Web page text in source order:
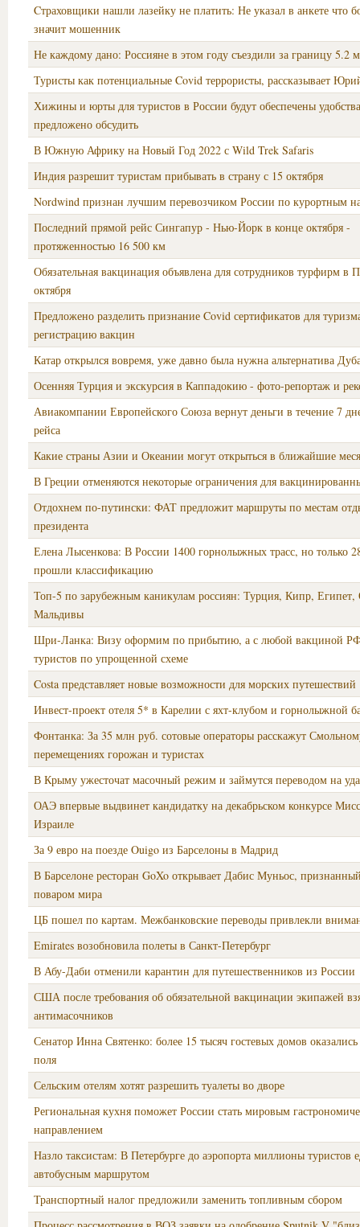
Cтраховщики нашли лазейку не платить: Не указал в анкете что
значит мошенник
Не каждому дано: Россияне в этом году съездили за границу 5.2
Туристы как потенциальные Covid террористы, рассказывает
Хижины и юрты для туристов в России будут обеспечены
предложено обсудить
В Южную Африку на Новый Год 2022 с Wild Trek Safaris
Индия разрешит туристам прибывать в страну с 15 октября
Nordwind признан лучшим перевозчиком России по курортным
Последний прямой рейс Сингапур - Нью-Йорк в конце октября -
протяженностью 16 500 км
Обязательная вакцинация объявлена для сотрудников турфирм в
октября
Предложено разделить признание Covid сертификатов для
регистрацию вакцин
Катар открылся вовремя, уже давно была нужна альтернатива
Осенняя Турция и экскурсия в Каппадокию - фото-репортаж и
Авиакомпании Европейского Союза вернут деньги в течение 7
рейса
Какие страны Азии и Океании могут открыться в ближайшие
В Греции отменяются некоторые ограничения для
Отдохнем по-путински: ФАТ предложит маршруты по местам
президента
Елена Лысенкова: В России 1400 горнолыжных трасс, но только
прошли классификацию
Топ-5 по зарубежным каникулам россиян: Турция, Кипр,
Мальдивы
Шри-Ланка: Визу оформим по прибытию, а с любой вакциной
туристов по упрощенной схеме
Costa представляет новые возможности для морских путешествий
Инвест-проект отеля 5* в Карелии с яхт-клубом и горнолыжной
Фонтанка: За 35 млн руб. сотовые операторы расскажут
перемещениях горожан и туристах
В Крыму ужесточат масочный режим и займутся переводом на
ОАЭ впервые выдвинет кандидатку на декабрьском конкурсе
Израиле
За 9 евро на поезде Ouigo из Барселоны в Мадрид
В Барселоне ресторан GoXo открывает Дабис Муньос,
поваром мира
ЦБ пошел по картам. Межбанковские переводы привлекли
Emirates возобновила полеты в Санкт-Петербург
В Абу-Даби отменили карантин для путешественников из России
США после требования об обязательной вакцинации экипажей
антимасочников
Сенатор Инна Святенко: более 15 тысяч гостевых домов
поля
Сельским отелям хотят разрешить туалеты во дворе
Региональная кухня поможет России стать мировым
направлением
Назло таксистам: В Петербурге до аэропорта миллионы туристов
автобусным маршрутом
Транспортный налог предложили заменить топливным сбором